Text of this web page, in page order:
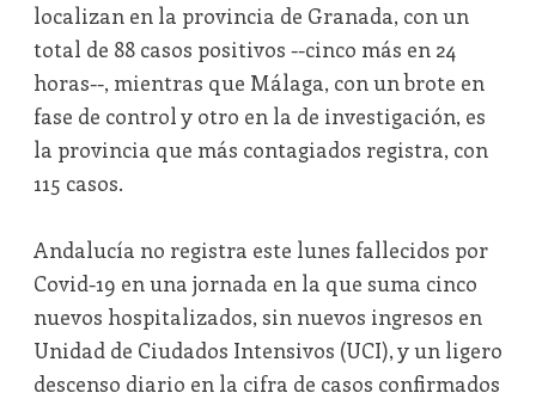
localizan en la provincia de Granada, con un
total de 88 casos positivos --cinco más en 24
horas--, mientras que Málaga, con un brote en
fase de control y otro en la de investigación, es
la provincia que más contagiados registra, con
115 casos.
Andalucía no registra este lunes fallecidos por
Covid-19 en una jornada en la que suma cinco
nuevos hospitalizados, sin nuevos ingresos en
Unidad de Ciudados Intensivos (UCI), y un ligero
descenso diario en la cifra de casos confirmados